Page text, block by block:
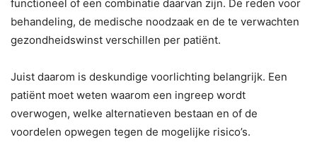
functioneel of een combinatie daarvan zijn. De reden voor
behandeling, de medische noodzaak en de te verwachten
gezondheidswinst verschillen per patiënt.
Juist daarom is deskundige voorlichting belangrijk. Een
patiënt moet weten waarom een ingreep wordt
overwogen, welke alternatieven bestaan en of de
voordelen opwegen tegen de mogelijke risico’s.